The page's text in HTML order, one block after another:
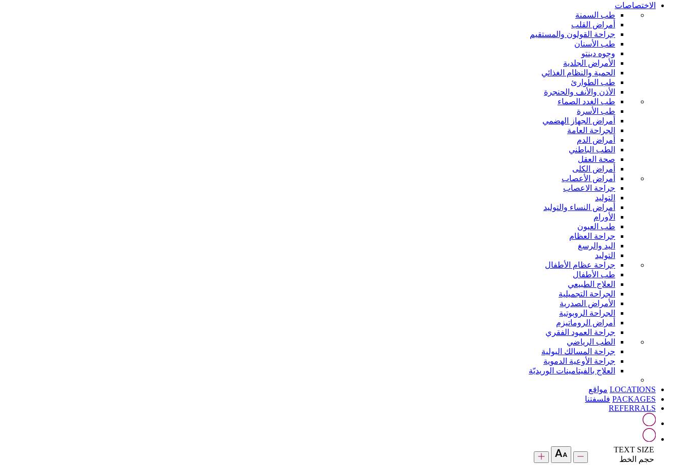
الاختصاصات
طب السمنة
أمراض القلب
جراحة القولون والمستقيم
طب الأسنان
وجوه دينتو
الأمراض الجلدية
الحمية والنظام الغذائي
طب الطوارئ
الأذن والأنف والحنجرة
طب الغدد الصماء
طب الأسرة
أمراض الجهاز الهضمي
الجراحة العامة
أمراض الدم
الطب الباطني
صحة العقل
أمراض الكلى
أمراض الأعصاب
جراحة الاعصاب
التوليد
أمراض النساء والتوليد
الأورام
طب العيون
جراحة العظام
اليد والرسغ
التوليد
جراحة عظام الأطفال
طب الأطفال
العلاج الطبيعي
الجراحة التجميلية
الأمراض الصدرية
الجراحة الروبوتية
أمراض الروماتيزم
جراحة العمود الفقري
الطب الرياضي
جراحة المسالك البولية
جراحة الأوعية الدموية
العلاج بالفيتامينات الوريديّة
LOCATIONS مواقع
PACKAGES فلسفتنا
REFERRALS
TEXT SIZE
حجم الخط